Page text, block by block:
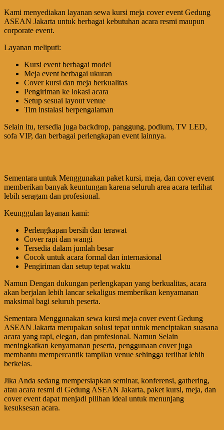
Kami menyediakan layanan sewa kursi meja cover event Gedung
ASEAN Jakarta untuk berbagai kebutuhan acara resmi maupun
corporate event.
Layanan meliputi:
Kursi event berbagai model
Meja event berbagai ukuran
Cover kursi dan meja berkualitas
Pengiriman ke lokasi acara
Setup sesuai layout venue
Tim instalasi berpengalaman
Selain itu, tersedia juga backdrop, panggung, podium, TV LED,
sofa VIP, dan berbagai perlengkapan event lainnya.
Sementara untuk Menggunakan paket kursi, meja, dan cover event
memberikan banyak keuntungan karena seluruh area acara terlihat
lebih seragam dan profesional.
Keunggulan layanan kami:
Perlengkapan bersih dan terawat
Cover rapi dan wangi
Tersedia dalam jumlah besar
Cocok untuk acara formal dan internasional
Pengiriman dan setup tepat waktu
Namun Dengan dukungan perlengkapan yang berkualitas, acara
akan berjalan lebih lancar sekaligus memberikan kenyamanan
maksimal bagi seluruh peserta.
Sementara Menggunakan sewa kursi meja cover event Gedung
ASEAN Jakarta merupakan solusi tepat untuk menciptakan suasana
acara yang rapi, elegan, dan profesional. Namun Selain
meningkatkan kenyamanan peserta, penggunaan cover juga
membantu mempercantik tampilan venue sehingga terlihat lebih
berkelas.
Jika Anda sedang mempersiapkan seminar, konferensi, gathering,
atau acara resmi di Gedung ASEAN Jakarta, paket kursi, meja, dan
cover event dapat menjadi pilihan ideal untuk menunjang
kesuksesan acara.